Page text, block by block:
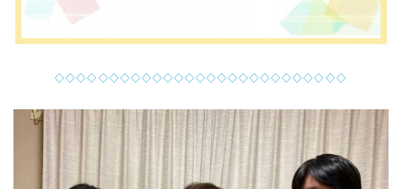
◇◇◇◇◇◇◇◇◇◇◇◇◇◇◇◇◇◇◇◇◇◇◇◇◇◇◇